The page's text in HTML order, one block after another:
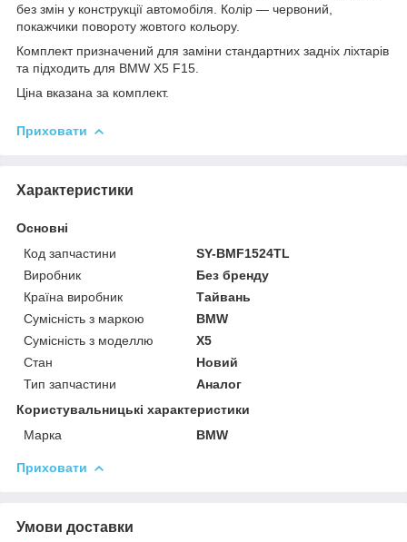
без змін у конструкції автомобіля. Колір — червоний,
покажчики повороту жовтого кольору.
Комплект призначений для заміни стандартних задніх ліхтарів
та підходить для BMW X5 F15.
Ціна вказана за комплект.
Приховати
Характеристики
Основні
Код запчастини
SY-BMF1524TL
Виробник
Без бренду
Країна виробник
Тайвань
Сумісність з маркою
BMW
Сумісність з моделлю
X5
Стан
Новий
Тип запчастини
Аналог
Користувальницькі характеристики
Марка
BMW
Приховати
Умови доставки